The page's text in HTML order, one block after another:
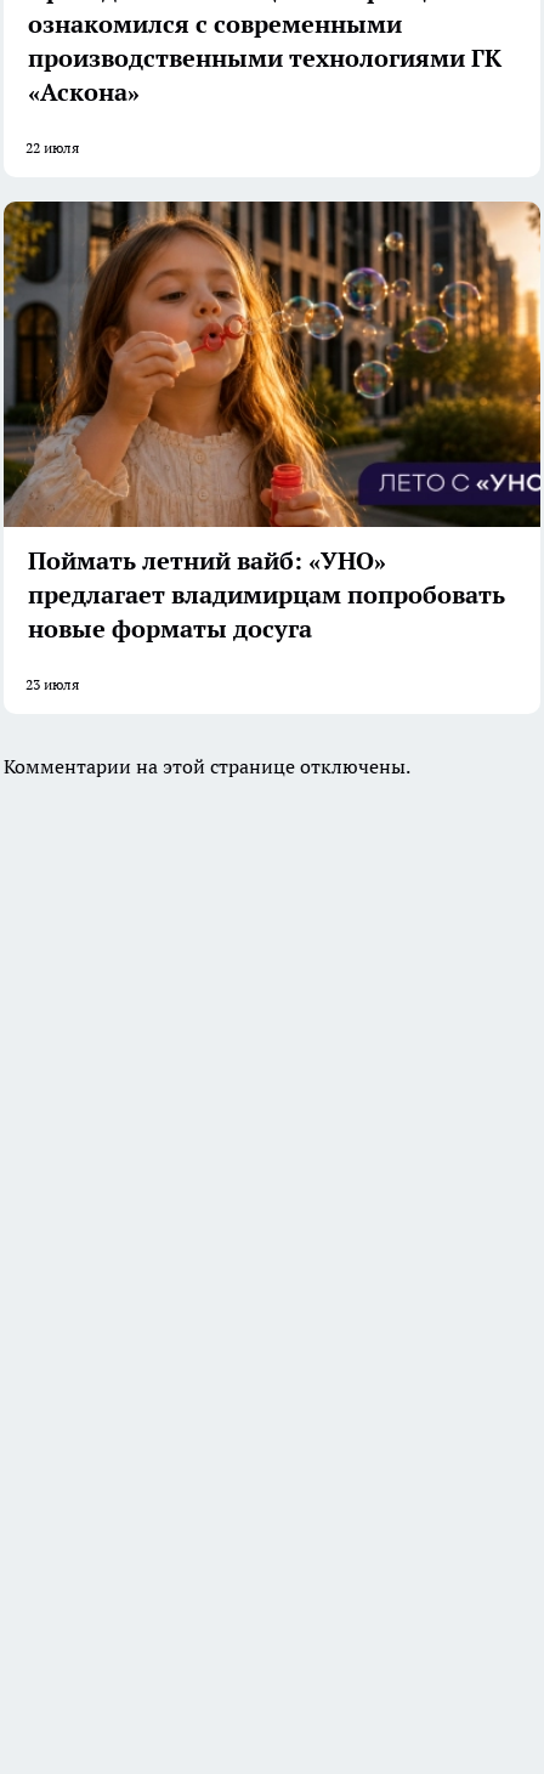
ознакомился с современными
производственными технологиями ГК
«Аскона»
22 июля
Поймать летний вайб: «УНО»
предлагает владимирцам попробовать
новые форматы досуга
23 июля
Комментарии на этой странице отключены.